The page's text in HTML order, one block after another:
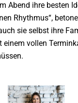
Abend ihre besten
Rhythmus“,
sie selbst ihre
vollen